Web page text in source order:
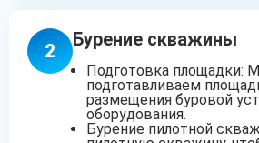
2
Бурение скважины
Подготовка площадки:
подготавливаем
размещения буровой
оборудования.
Бурение пилотной